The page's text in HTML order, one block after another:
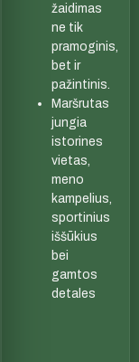
žaidimas
ne tik
pramoginis,
bet ir
pažintinis.
Maršrutas
jungia
istorines
vietas,
meno
kampelius,
sportinius
iššūkius
bei
gamtos
detales